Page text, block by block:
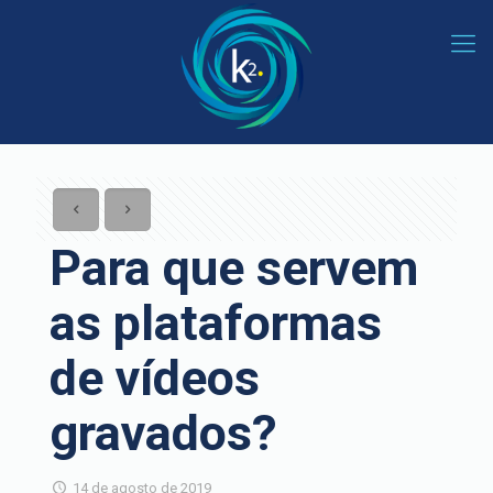
Para que servem
as plataformas
de vídeos
gravados?
14 de agosto de 2019